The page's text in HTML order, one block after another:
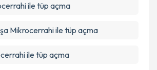
ile tüp açma
Mikrocerrahi ile tüp açma
ile tüp açma